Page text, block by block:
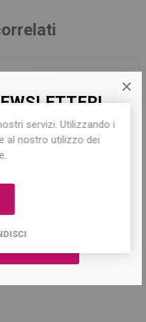
le nostre ultime
di sconto
×
Manico per sgorbia Tondo
€7,50
servizi. Utilizzando i
al nostro utilizzo dei